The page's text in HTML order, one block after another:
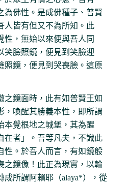
為佛性。是成佛種子、普賢
人皆有但又不為所知。此
性，無始以來便與吾人同
笑臉照鏡，便見到笑臉迎
照鏡，便見到哭喪臉。這原
之鏡面時，此有如普賢王如
，喚醒其勝義本性，即所謂
本覺根地之城堡，其為醒
在者」。吾等凡夫，不識此
性。於吾人而言，有如鏡般
之鏡像！此正為現實，以輪
成所謂阿賴耶（alaya*），從